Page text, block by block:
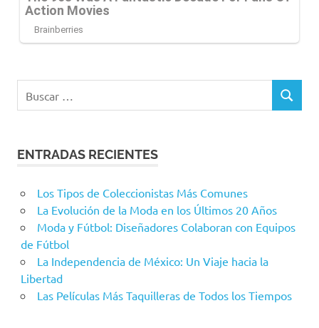
BUSCAR
ENTRADAS RECIENTES
Los Tipos de Coleccionistas Más Comunes
La Evolución de la Moda en los Últimos 20 Años
Moda y Fútbol: Diseñadores Colaboran con Equipos
de Fútbol
La Independencia de México: Un Viaje hacia la
Libertad
Las Películas Más Taquilleras de Todos los Tiempos